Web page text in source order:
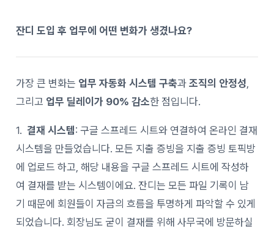
잔디 도입 후 업무에 어떤 변화가 생겼나요?
가장 큰 변화는 업무 자동화 시스템 구축과조직의 안정성
그리고 업무 딜레이가 90% 감소한 점입니다.
1. 결재 시스템: 구글 스프레드 시트와 연결하여 온라인 결재
시스템을 만들었습니다. 모든 지출 증빙을 지출 증빙 토픽방
에 업로드 하고, 해당 내용을 구글 스프레드 시트에 작성하
여 결재를 받는 시스템이에요. 잔디는 모든 파일 기록이 남
기 때문에 회원들이 자금의 흐름을 투명하게 파악할 수 있게
되었습니다. 회장님도 굳이 결재를 위해 사무국에 방문하실